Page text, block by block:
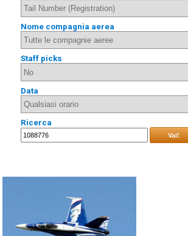
Nome compagnia aerea
Staff picks
Data
Ricerca
Vai!